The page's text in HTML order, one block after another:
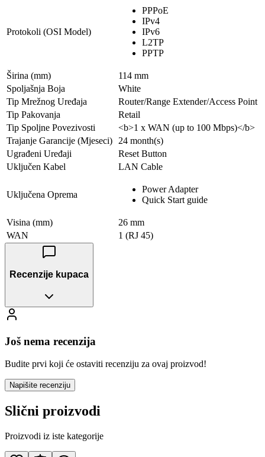
Protokoli (OSI Model)
PPPoE
IPv4
IPv6
L2TP
PPTP
Širina (mm)
114 mm
Spoljašnja Boja
White
Tip Mrežnog Uređaja
Router/Range Extender/Access Point
Tip Pakovanja
Retail
Tip Spoljne Povezivosti
<b>1 x WAN (up to 100 Mbps)</b>
Trajanje Garancije (Mjeseci)
24 month(s)
Ugrađeni Uređaji
Reset Button
Uključen Kabel
LAN Cable
Uključena Oprema
Power Adapter
Quick Start guide
Visina (mm)
26 mm
WAN
1 (RJ 45)
Recenzije kupaca
Još nema recenzija
Budite prvi koji će ostaviti recenziju za ovaj proizvod!
Napišite recenziju
Slični proizvodi
Proizvodi iz iste kategorije